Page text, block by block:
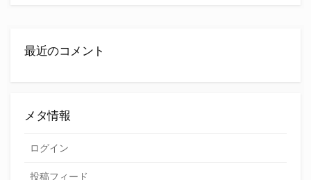
最近のコメント
メタ情報
ログイン
投稿フィード